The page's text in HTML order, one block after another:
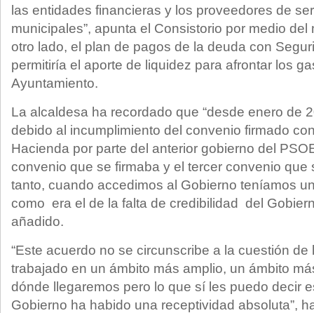
las entidades financieras y los proveedores de
municipales”, apunta el Consistorio por medio
otro lado, el plan de pagos de la deuda con
permitiría el aporte de liquidez para afrontar los
Ayuntamiento.
La alcaldesa ha recordado que “desde enero de
debido al incumplimiento del convenio firmado
Hacienda por parte del anterior gobierno del
convenio que se firmaba y el tercer convenio que
tanto, cuando accedimos al Gobierno teníamos
como era el de la falta de credibilidad del
añadido.
“Este acuerdo no se circunscribe a la cuestión
trabajado en un ámbito más amplio, un ámbito
dónde llegaremos pero lo que sí les puedo decir
Gobierno ha habido una receptividad absoluta”,